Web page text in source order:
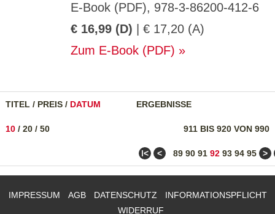
E-Book (PDF), 978-3-86200-412-6
€ 16,99 (D) | € 17,20 (A)
Zum E-Book (PDF)
TITEL / PREIS / DATUM ERGEBNISSE
911 BIS 920 VON 990
10 / 20 / 50
ǀ< < 89 90 91 92 93 94 95 >
IMPRESSUM AGB DATENSCHUTZ
INFORMATIONSPFLICHT
WIDERRUF